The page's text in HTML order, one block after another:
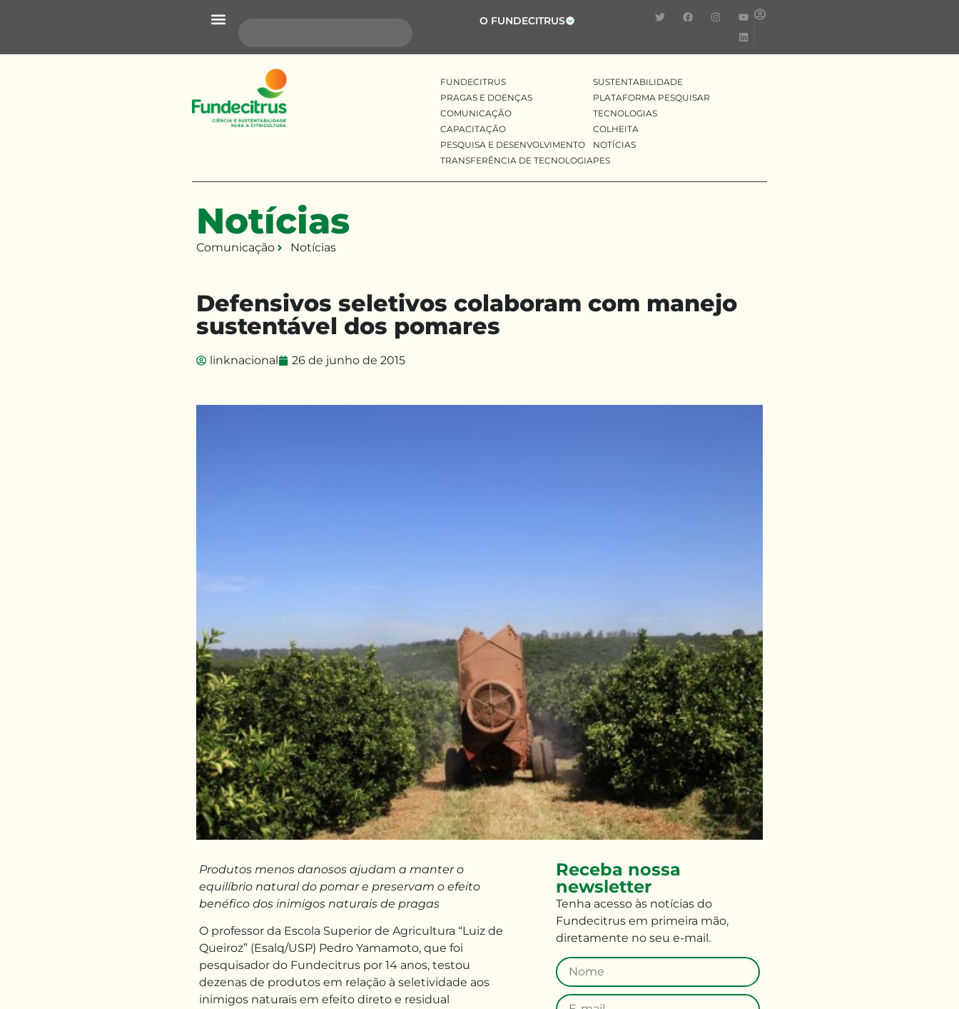
O FUNDECITRUS
SUSTENTABILIDADE
PLATAFORMA PESQUISAR
TECNOLOGIAS
COLHEITA
NOTÍCIAS
PES
FUNDECITRUS
PRAGAS E DOENÇAS
COMUNICAÇÃO
CAPACITAÇÃO
PESQUISA E DESENVOLVIMENTO
TRANSFERÊNCIA DE TECNOLOGIA
Notícias
Comunicação Notícias
linknacional 26 de junho de 2015
Defensivos seletivos colaboram com manejo
sustentável dos pomares
Produtos menos danosos ajudam a manter o
equilíbrio natural do pomar e preservam o efeito
benéfico dos inimigos naturais de pragas
O professor da Escola Superior de Agricultura “Luiz de
Queiroz” (Esalq/USP) Pedro Yamamoto, que foi
pesquisador do Fundecitrus por 14 anos, testou
dezenas de produtos em relação à seletividade aos
inimigos naturais em efeito direto e residual
Receba nossa
newsletter
Tenha acesso àsnotícias do
Fundecitrus em primeira mão,
diretamente no seu e-mail.